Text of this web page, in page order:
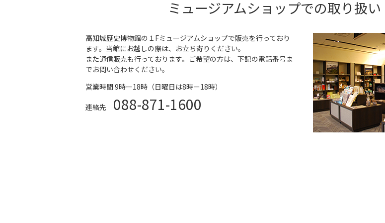
ミュージアムショップでの取り扱い
高知城歴史博物館の１Fミュージアムショップで販売を行っており
ます。当館にお越しの際は、お立ち寄りください。
また通信販売も行っております。ご希望の方は、下記の電話番号ま
でお問い合わせください。
営業時間 9時ー18時（日曜日は8時ー18時）
連絡先 088-871-1600